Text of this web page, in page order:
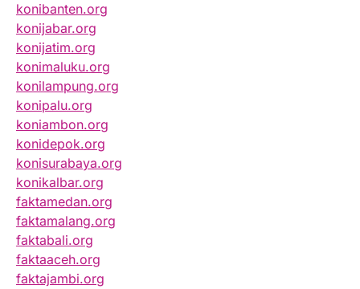
konibanten.org
konijabar.org
konijatim.org
konimaluku.org
konilampung.org
konipalu.org
koniambon.org
konidepok.org
konisurabaya.org
konikalbar.org
faktamedan.org
faktamalang.org
faktabali.org
faktaaceh.org
faktajambi.org